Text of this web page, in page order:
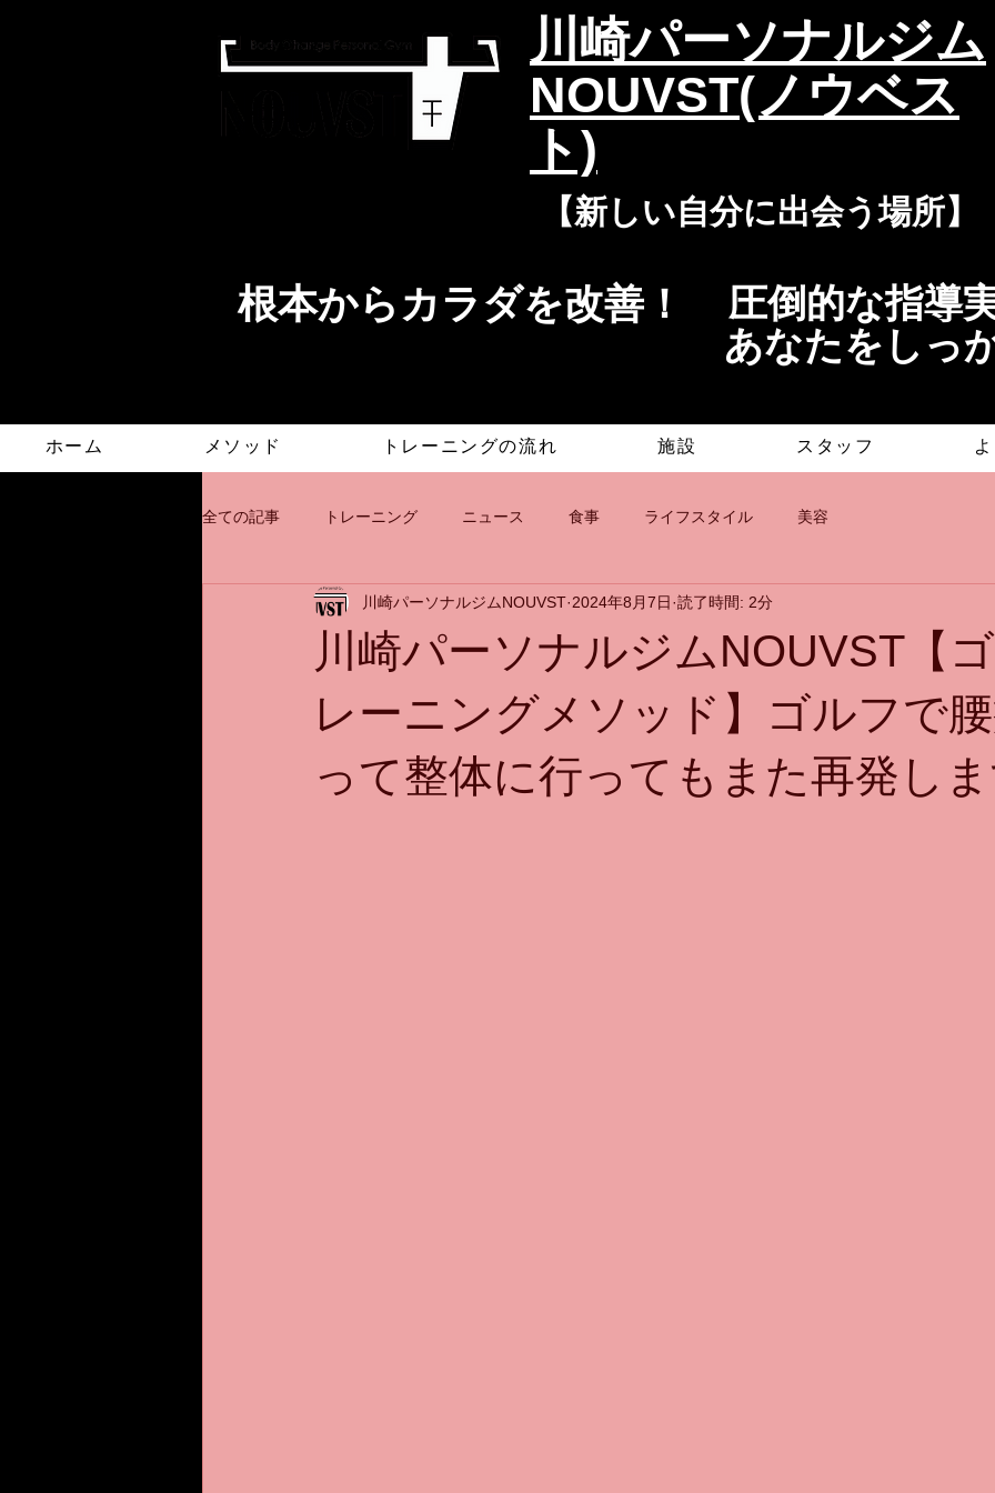
​川崎パーソナルジム
NOUVST(ノウベス
ト)
​​【新しい自分に出会う場所】
​根本からカラダを改善！​​
圧倒的な指導
あなたをしっ
ホーム メソッド トレーニングの流れ 施設 スタッフ
全ての記事 トレーニング ニュース 食事 ライフスタイル 美容
川崎パーソナルジムNOUVST【
レーニングメソッド】ゴルフで
って整体に行ってもまた再発し
川崎パーソナルジムNOUVST 2024年8月7日 読了時間: 2分